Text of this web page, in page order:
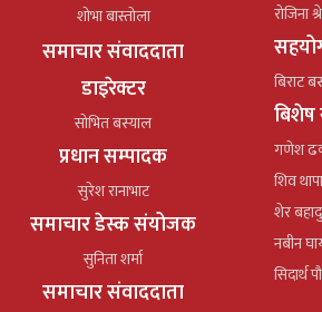
शोभा बास्तोला
समाचार संवाददाता
डाइरेक्टर
सोभित बस्याल
प्रधान सम्पादक
सुरेश रानाभाट
समाचार डेस्क संयोजक
सुनिता शर्मा
समाचार संवाददाता
रोजिना
बिराट
बिशेष
गणेश
शिव
शेर
नबीन
सिदार्थ